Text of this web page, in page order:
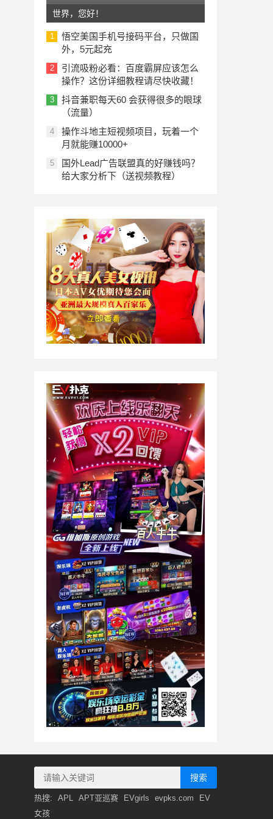
世界，您好！
1
悟空美国手机号接码平台，只做国
外，5元起充
2
引流吸粉必看：百度霸屏应该怎么
操作？这份详细教程请尽快收藏！
3
抖音兼职每天60 会获得很多的眼球
（流量）
4
操作斗地主短视频项目，玩着一个
月就能赚10000+
5
国外Lead广告联盟真的好赚钱吗？
给大家分析下（送视频教程）
搜索
热搜: APL APT亚巡赛 EVgirls evpks.com
EV
女孩